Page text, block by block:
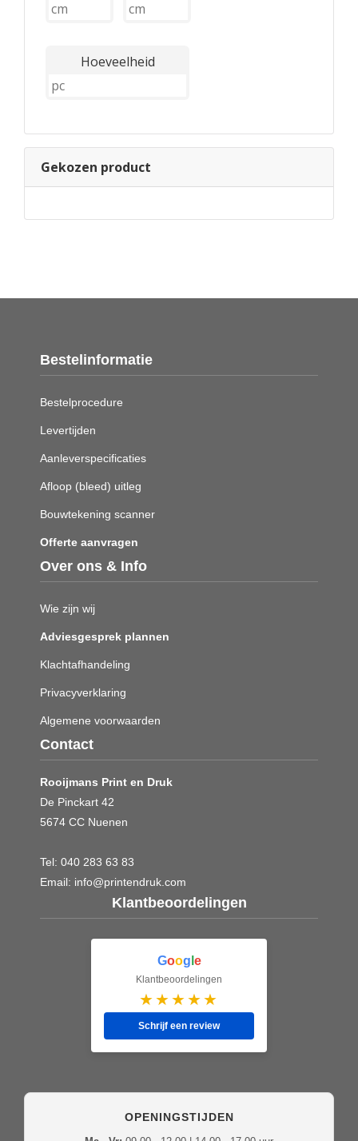
Hoeveelheid
Gekozen product
Bestelinformatie
Bestelprocedure
Levertijden
Aanleverspecificaties
Afloop (bleed) uitleg
Bouwtekening scanner
Offerte aanvragen
Over ons & Info
Wie zijn wij
Adviesgesprek plannen
Klachtafhandeling
Privacyverklaring
Algemene voorwaarden
Contact
Rooijmans Print en Druk
De Pinckart 42
5674 CC Nuenen
Tel: 040 283 63 83
Email: info@printendruk.com
Klantbeoordelingen
Goog e
Klantbeoordelingen
★★★★★
Schrijf een review
OPENINGSTIJDEN